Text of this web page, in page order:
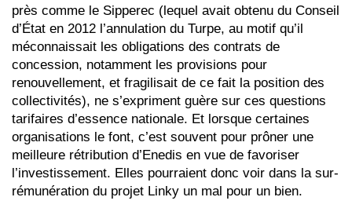
près comme le Sipperec (lequel avait obtenu du Conseil
d’État en 2012 l’annulation du Turpe, au motif qu’il
méconnaissait les obligations des contrats de
concession, notamment les provisions pour
renouvellement, et fragilisait de ce fait la position des
collectivités), ne s’expriment guère sur ces questions
tarifaires d’essence nationale. Et lorsque certaines
organisations le font, c’est souvent pour prôner une
meilleure rétribution d’Enedis en vue de favoriser
l’investissement. Elles pourraient donc voir dans la sur-
rémunération du projet Linky un mal pour un bien.